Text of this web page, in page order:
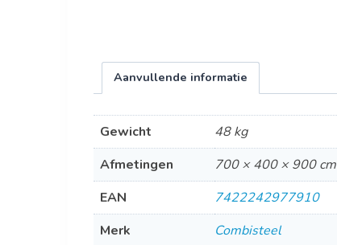
Aanvullende informatie
Gewicht
48 kg
Afmetingen
700 × 400 × 900 cm
EAN
7422242977910
Merk
Combisteel